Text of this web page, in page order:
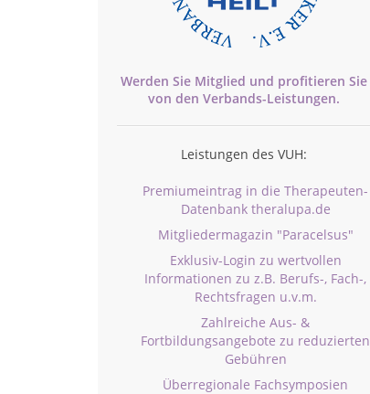
Werden Sie Mitglied und profitieren Sie
von den Verbands-Leistungen.
Leistungen des VUH:
Premiumeintrag in die Therapeuten-
Datenbank theralupa.de
Mitgliedermagazin "Paracelsus"
Exklusiv-Login zu wertvollen
Informationen zu z.B. Berufs-, Fach-,
Rechtsfragen u.v.m.
Zahlreiche Aus- &
Fortbildungsangebote zu reduzierten
Gebühren
Überregionale Fachsymposien